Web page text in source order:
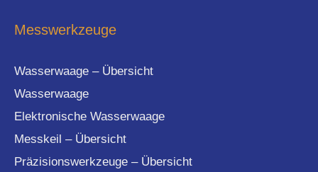
Messwerkzeuge
Wasserwaage – Übersicht
Wasserwaage
Elektronische Wasserwaage
Messkeil – Übersicht
Präzisionswerkzeuge – Übersicht